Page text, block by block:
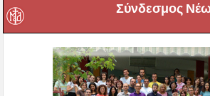
Σύνδεσμος